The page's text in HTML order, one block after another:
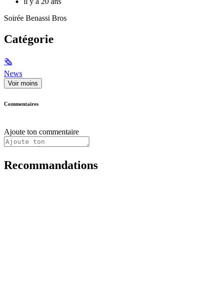
Soirée Benassi Bros
Catégorie
🗞
News
Voir moins
Commentaires
Ajoute ton commentaire
Recommandations